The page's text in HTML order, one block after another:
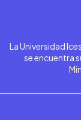
La Universidad
se encuentra